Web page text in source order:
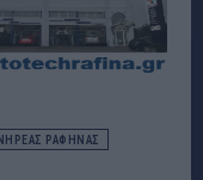
ΝΗΡΕΑΣ ΡΑΦΗΝΑΣ